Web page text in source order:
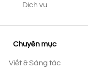
Dịch vụ
Chuyên mục
Viết & Sáng tác